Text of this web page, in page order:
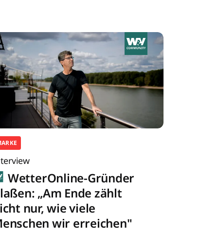
WetterOnline-Gründer
„Am Ende zählt
nur, wie viele
wir erreichen"